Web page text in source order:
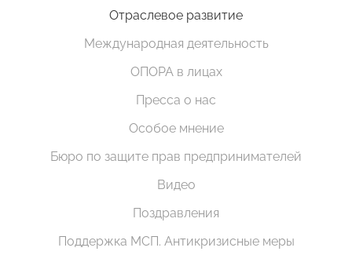
Отраслевое развитие
Международная деятельность
ОПОРА в лицах
Пресса о нас
Особое мнение
Бюро по защите прав предпринимателей
Видео
Поздравления
Поддержка МСП. Антикризисные меры